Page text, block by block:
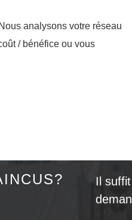
analysons votre réseau
/ bénéfice ou vous
Il